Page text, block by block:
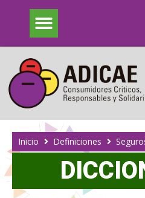
Inicio Definiciones